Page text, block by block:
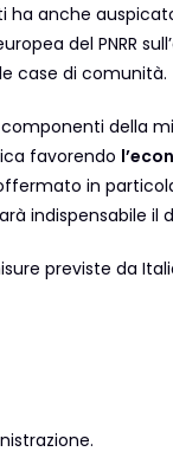
ha anche
del PNRR
case di comunità.
della
favorendo
in
indispensabile il
previste da